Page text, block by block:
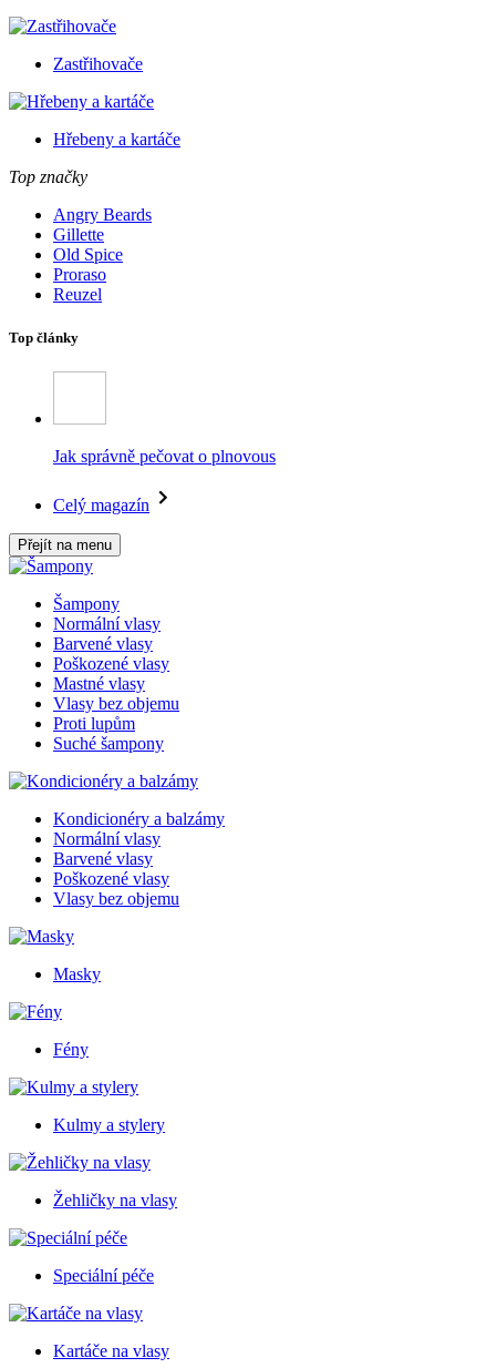
Zastřihovače
Hřebeny a kartáče
Top značky
Angry Beards
Gillette
Old Spice
Proraso
Reuzel
Top články
Jak správně pečovat o plnovous
Celý magazín
Přejít na menu
Šampony
Normální vlasy
Barvené vlasy
Poškozené vlasy
Mastné vlasy
Vlasy bez objemu
Proti lupům
Suché šampony
Kondicionéry a balzámy
Normální vlasy
Barvené vlasy
Poškozené vlasy
Vlasy bez objemu
Masky
Fény
Kulmy a stylery
Žehličky na vlasy
Speciální péče
Kartáče na vlasy